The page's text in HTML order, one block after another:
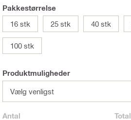
Pakkestørrelse
16 stk
25 stk 40 stk
100 stk
Produktmuligheder
Vælg venligst
Antal Total